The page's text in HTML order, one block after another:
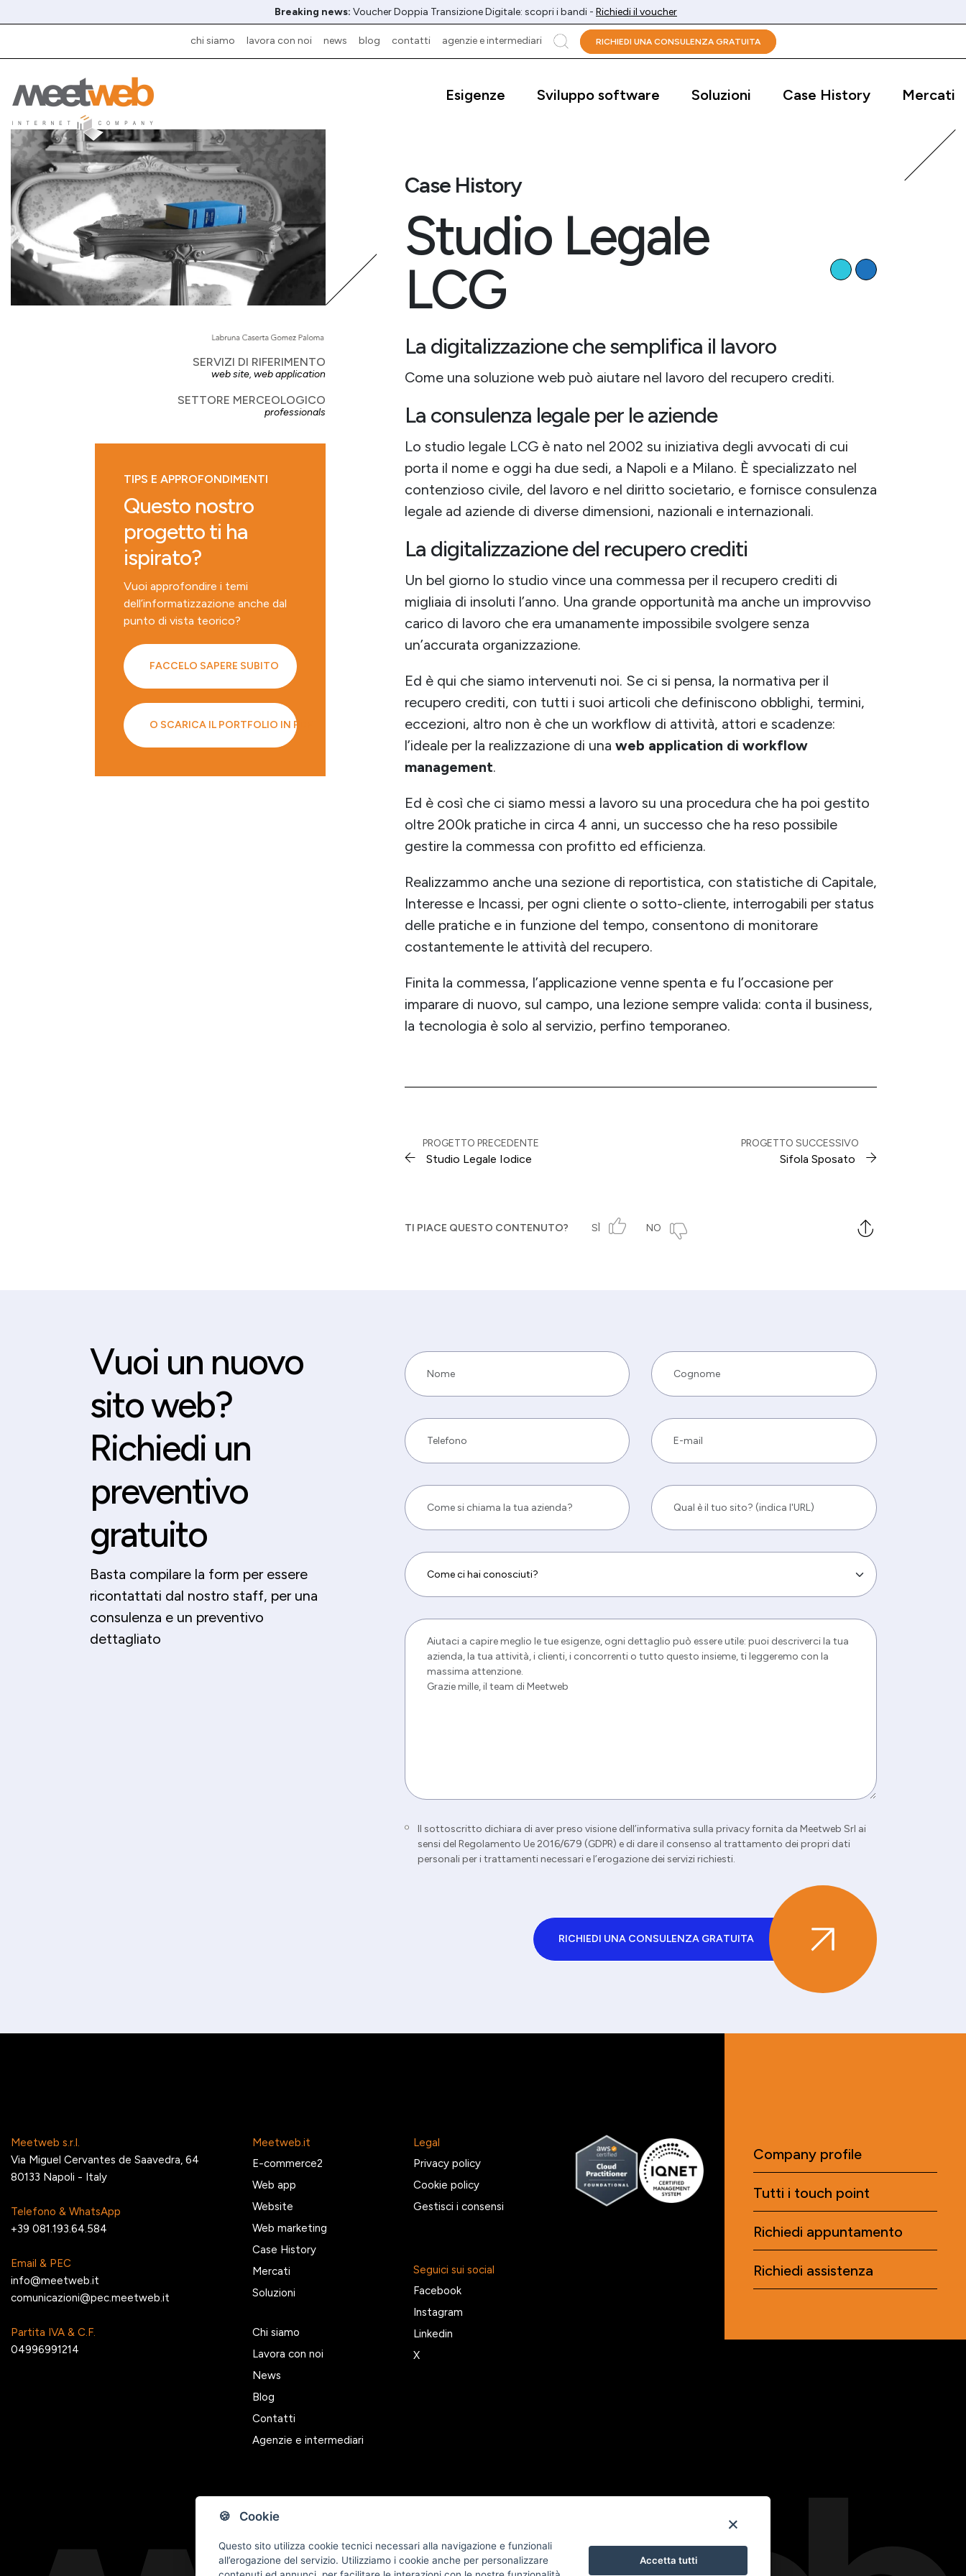
🍪 Cookie
Questo sito utilizza cookie tecnici necessari alla navigazione e funzionali
all’erogazione del servizio. Utilizziamo i cookie anche per personalizzare
Accetta tutti
Breaking news: Voucher Doppia Transizione Digitale: scopri i bandi - Richiedi il voucher
chi siamo lavora con noi news blog contatti agenzie e intermediari cerca
RICHIEDI UNA CONSULENZA GRATUITA
Esigenze Sviluppo software Soluzioni Case History Mercati
SERVIZI DI RIFERIMENTO
web site, web application
SETTORE MERCEOLOGICO
professionals
TIPS E APPROFONDIMENTI
Questo nostro
progetto ti ha
ispirato?
Vuoi approfondire i temi
dell’informatizzazione anche dal
punto di vista teorico?
FACCELO SAPERE SUBITO
O SCARICA IL PORTFOLIO IN PDF
Case History
Studio Legale
LCG
La digitalizzazione che semplifica il lavoro
Come una soluzione web può aiutare nel lavoro del recupero crediti.
La consulenza legale per le aziende
Lo studio legale LCG è nato nel 2002 su iniziativa degli avvocati di cui
porta il nome e oggi ha due sedi, a Napoli e a Milano. È specializzato nel
contenzioso civile, del lavoro e nel diritto societario, e fornisce consulenza
legale ad aziende di diverse dimensioni, nazionali e internazionali.
La digitalizzazione del recupero crediti
Un bel giorno lo studio vince una commessa per il recupero crediti di
migliaia di insoluti l’anno. Una grande opportunità ma anche un improvviso
carico di lavoro che era umanamente impossibile svolgere senza
un’accurata organizzazione.
Ed è qui che siamo intervenuti noi. Se ci si pensa, la normativa per il
recupero crediti, con tutti i suoi articoli che definiscono obblighi, termini,
eccezioni, altro non è che un workflow di attività, attori e scadenze:
l’ideale per la realizzazione di una web application di workflow
management.
Ed è così che ci siamo messi a lavoro su una procedura che ha poi gestito
oltre 200k pratiche in circa 4 anni, un successo che ha reso possibile
gestire la commessa con profitto ed efficienza.
Realizzammo anche una sezione di reportistica, con statistiche di Capitale,
Interesse e Incassi, per ogni cliente o sotto-cliente, interrogabili per status
delle pratiche e in funzione del tempo, consentono di monitorare
costantemente le attività del recupero.
Finita la commessa, l’applicazione venne spenta e fu l’occasione per
imparare di nuovo, sul campo, una lezione sempre valida: conta il business,
la tecnologia è solo al servizio, perfino temporaneo.
PROGETTO PRECEDENTE
Studio Legale Iodice
PROGETTO SUCCESSIVO
Sifola Sposato
TI PIACE QUESTO CONTENUTO? SÌ NO
Vuoi un nuovo
sito web?
Richiedi un
preventivo
gratuito
Basta compilare la form per essere
ricontattati dal nostro staff, per una
consulenza e un preventivo
dettagliato
Il sottoscritto dichiara di aver preso visione dell’informativa sulla privacy fornita da Meetweb Srl ai
sensi del Regolamento Ue 2016/679 (GDPR) e di dare il consenso al trattamento dei propri dati
personali per i trattamenti necessari e l’erogazione dei servizi richiesti.
RICHIEDI UNA CONSULENZA GRATUITA
Meetweb s.r.l.
Via Miguel Cervantes de Saavedra, 64
80133 Napoli - Italy
Telefono & WhatsApp
+39 081.193.64.584
Email & PEC
info@meetweb.it
comunicazioni@pec.meetweb.it
Partita IVA & C.F.
04996991214
Meetweb.it
E-commerce2
Web app
Website
Web marketing
Case History
Mercati
Soluzioni
Chi siamo
Lavora con noi
News
Blog
Contatti
Agenzie e intermediari
Legal
Privacy policy
Cookie policy
Gestisci i consensi
Seguici sui social
Facebook
Instagram
Linkedin
X
Company profile
Tutti i touch point
Richiedi appuntamento
Richiedi assistenza